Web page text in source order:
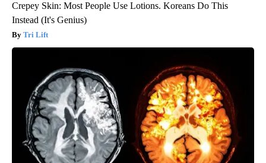
Crepey Skin: Most People Use Lotions. Koreans Do This
Instead (It's Genius)
Tri Lift